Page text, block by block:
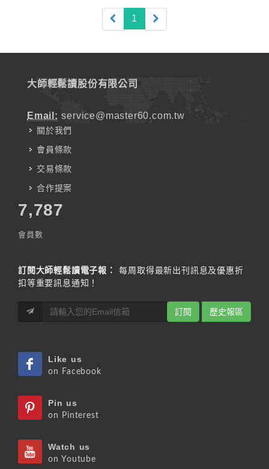
1 (current)
大師輕鬆讀股份有限公司
Email: service@master60.com.tw
關於我們
會員條款
交易條款
合作提案
7,787
會員數
訂閱大師輕鬆讀電子報：
每周取得最新出刊訊息及優惠折
扣等重要訊息通知！
訂閱 歷史報區
Like us
on Facebook
Pin us
on Pinterest
Watch us
on Youtube